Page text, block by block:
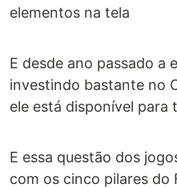
elementos na tela
E desde ano passado a
investindo bastante no
ele está disponível para
E essa questão dos
com os cinco pilares do